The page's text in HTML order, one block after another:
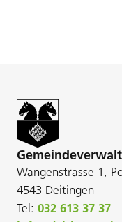
Wangenstrasse 1,
4543 Deitingen
Tel: 032 613 37 37